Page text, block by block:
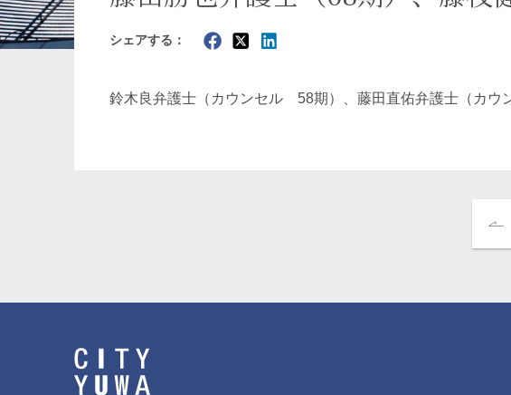
暗号資産・NFT
シェアする：
鈴木良弁護士（カウンセル 58期）、 藤田直佑弁護士（カウ